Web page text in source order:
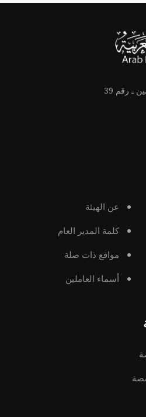
رقم 39
عن الهيئة
كلمة المدير العام
مواقع ذات صلة
أسماء العاملين